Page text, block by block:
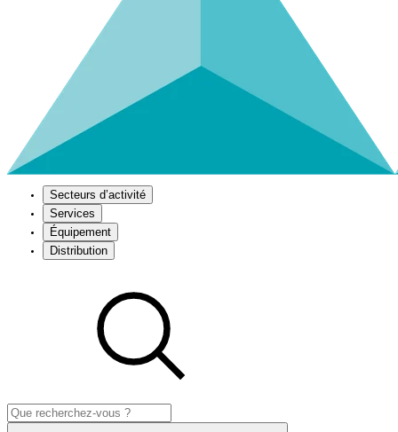
Secteurs d’activité
Services
Équipement
Distribution